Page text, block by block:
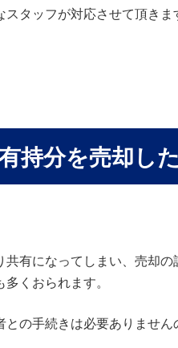
タッフが対応させて頂きま
持分を売却した
共有になってしまい、売却
くおられます。
との手続きは必要ありませ